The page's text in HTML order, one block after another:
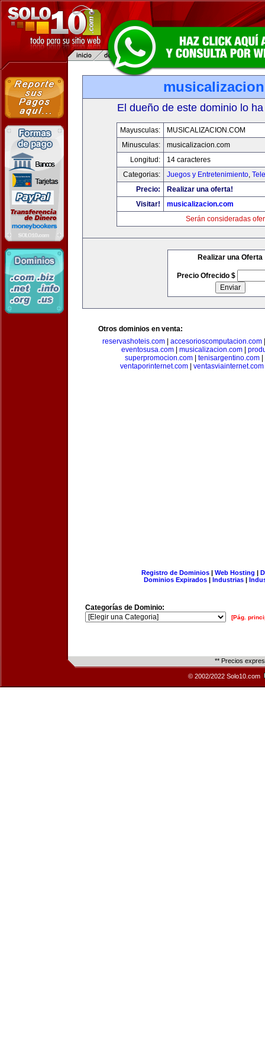
El dueño de este dominio lo
Mayusculas:
MUSICALIZACION.COM
Minusculas:
musicalizacion.com
Longitud:
14 caracteres
Categorias:
Juegos y Entretenimiento,
Precio:
Realizar una oferta!
Visitar!
musicalizacion.com
Serán consideradas
Realizar una Oferta
Precio Ofrecido $
Otros dominios en venta:
reservashoteis.com| accesorioscomputacion.com
eventosusa.com| musicalizacion.com|
superpromocion.com
tenisargentino.com
ventaporinternet.com
ventasviainternet.com
Registro de Dominios| Web Hosting |
Dominios Expirados | Industrias |
Categorías de Dominio:
[Pág.
** Precios
© 2002/2022 Solo10.com